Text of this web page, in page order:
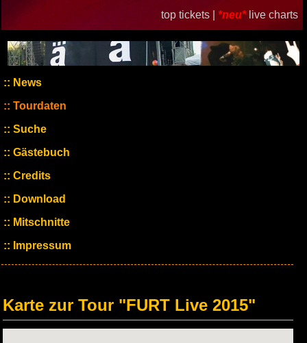
top tickets | *neu* live charts
News
Tourdaten
Suche
Gästebuch
Credits
Download
Mitschnitte
Impressum
Karte zur Tour "FURT Live 2015"